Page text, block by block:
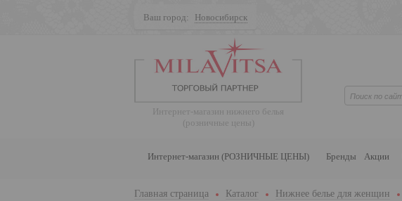
Ваш город: Новосибирск
Интернет-магазин нижнего белья
(розничные цены)
Интернет-магазин (РОЗНИЧНЫЕ ЦЕНЫ) Бренды Акции
Главная страница Каталог Нижнее белье для женщин